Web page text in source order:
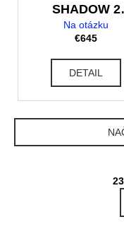
SHADOW 2
KADET .22 LR,
M9x.75
Na otázku
€645
DETAIL